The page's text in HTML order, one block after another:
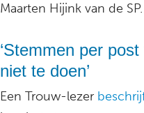
Maarten Hijink van de SP.
‘Stemmen per
niet te doen’
Een Trouw-lezer